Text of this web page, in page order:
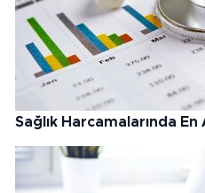
Sağlık Harcamalarında